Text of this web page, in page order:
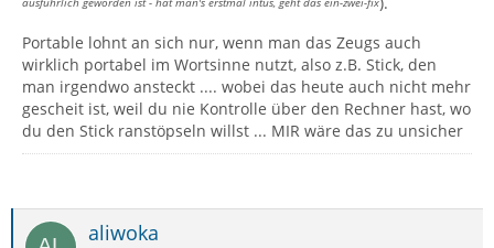
ausführlich geworden ist - hat man's erstmal intus, geht das ein-zwei-fix
Portable lohnt an sich nur, wenn man das Zeugs auch
wirklich portabel im Wortsinne nutzt, also z.B. Stick, den
man irgendwo ansteckt .... wobei das heute auch nicht mehr
gescheit ist, weil du nie Kontrolle über den Rechner hast, wo
du den Stick ranstöpseln willst ... MIR wäre das zu unsicher
aliwoka